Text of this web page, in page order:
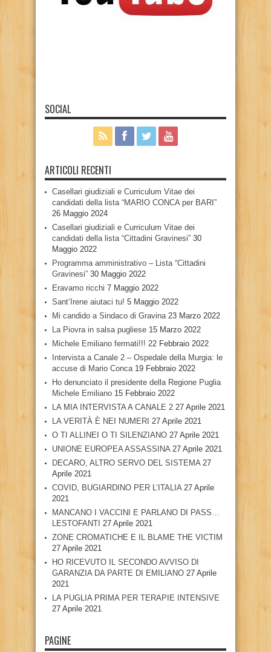
SOCIAL
ARTICOLI RECENTI
Casellari giudiziali e Curriculum Vitae dei
candidati della lista “MARIO CONCA per BARI”
26 Maggio 2024
Casellari giudiziali e Curriculum Vitae dei
candidati della lista “Cittadini Gravinesi” 30
Maggio 2022
Programma amministrativo – Lista “Cittadini
Gravinesi” 30 Maggio 2022
Eravamo ricchi 7 Maggio 2022
Sant’Irene aiutaci tu! 5 Maggio 2022
Mi candido a Sindaco di Gravina 23 Marzo 2022
La Piovra in salsa pugliese 15 Marzo 2022
Michele Emiliano fermati!!! 22 Febbraio 2022
Intervista a Canale 2 – Ospedale della Murgia: le
accuse di Mario Conca 19 Febbraio 2022
Ho denunciato il presidente della Regione Puglia
Michele Emiliano 15 Febbraio 2022
LA MIA INTERVISTA A CANALE 2 27 Aprile 2021
LA VERITÀ È NEI NUMERI 27 Aprile 2021
O TI ALLINEI O TI SILENZIANO 27 Aprile 2021
UNIONE EUROPEA ASSASSINA 27 Aprile 2021
DECARO, ALTRO SERVO DEL SISTEMA 27
Aprile 2021
COVID, BUGIARDINO PER L’ITALIA 27 Aprile
2021
MANCANO I VACCINI E PARLANO DI PASS…
LESTOFANTI 27 Aprile 2021
ZONE CROMATICHE E IL BLAME THE VICTIM
27 Aprile 2021
HO RICEVUTO IL SECONDO AVVISO DI
GARANZIA DA PARTE DI EMILIANO 27 Aprile
2021
LA PUGLIA PRIMA PER TERAPIE INTENSIVE
27 Aprile 2021
PAGINE